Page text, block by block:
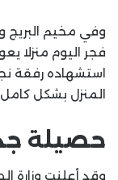
وفي مخيم البريج
فجر اليوم منزلا
استشهاده رفقة
المنزل بشكل
حصيلة
وقد أعلنت وزارة